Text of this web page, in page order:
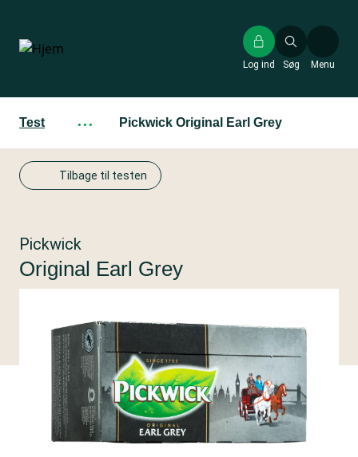
hovedindhold
Søg
Log ind Menu
Test ··· Pickwick Original Earl Grey
Tilbage til testen
Pickwick
Original Earl Grey